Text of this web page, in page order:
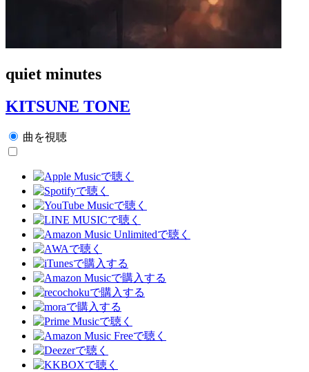
quiet minutes
KITSUNE TONE
曲を視聴